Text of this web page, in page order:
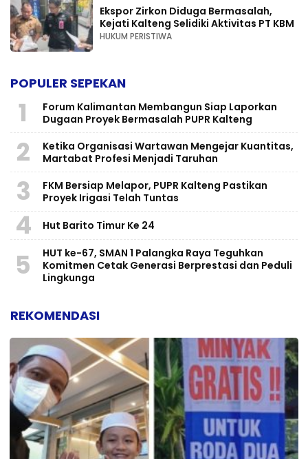
Ekspor Zirkon Diduga Bermasalah,
Kejati Kalteng Selidiki Aktivitas PT KBM
HUKUM PERISTIWA
POPULER SEPEKAN
1
Forum Kalimantan Membangun Siap Laporkan
Dugaan Proyek Bermasalah PUPR Kalteng
2
Ketika Organisasi Wartawan Mengejar Kuantitas,
Martabat Profesi Menjadi Taruhan
3
FKM Bersiap Melapor, PUPR Kalteng Pastikan
Proyek Irigasi Telah Tuntas
4 Hut Barito Timur Ke 24
5
HUT ke-67, SMAN 1 Palangka Raya Teguhkan
Komitmen Cetak Generasi Berprestasi dan Peduli
Lingkunga
REKOMENDASI